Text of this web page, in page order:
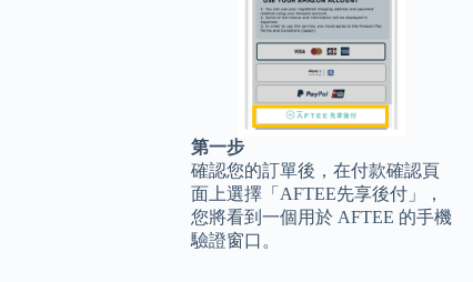
第一步
確認您的訂單後，在付款確認頁
面上選擇「AFTEE先享後付」，
您將看到一個用於 AFTEE 的手機
驗證窗口。